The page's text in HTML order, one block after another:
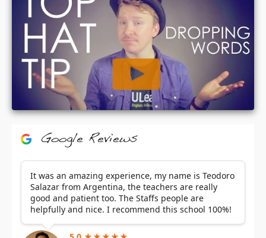
Google Reviews
It was an amazing experience, my name is Teodoro
Salazar from Argentina, the teachers are really
good and patient too. The Staffs people are
helpfully and nice. I recommend this school 100%!